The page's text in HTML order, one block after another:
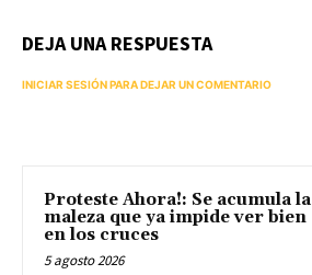
DEJA UNA RESPUESTA
INICIAR SESIÓN PARA DEJAR UN COMENTARIO
Proteste Ahora!: Se acumula la
maleza que ya impide ver bien
en los cruces
5 agosto 2026